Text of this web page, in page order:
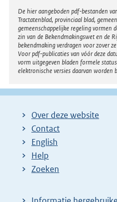
Disclaimer
De hier aangeboden pdf-bestanden
Tractatenblad, provinciaal blad,
gemeenschappelijke regeling vormen
zin van de Bekendmakingswet en de
bekendmaking verdragen voor zover
Voor pdf-publicaties van vóór deze
vorm uitgegeven bladen formele
elektronische versies daarvan worden
Over deze website
Contact
English
Help
Zoeken